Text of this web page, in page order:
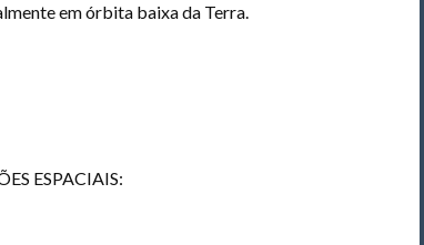
em órbita baixa da Terra.
ESPACIAIS: